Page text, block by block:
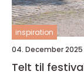
inspiration
04. December 2025
Telt til